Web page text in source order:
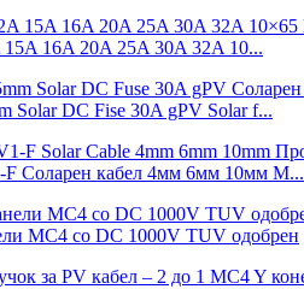
16A 20A 25A 30A 32A 10...
Solar DC Fise 30A gPV Solar f...
F Соларен кабел 4мм 6мм 10мм М...
MC4 со DC 1000V TUV одобрен